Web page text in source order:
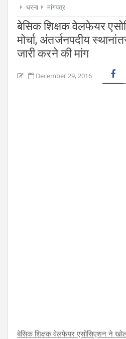
धरना
मांगपत्र
बेसिक शिक्षक वेलफेयर
मोर्चा, अंतर्जनपदीय
जारी करने की मांग
December 29, 2016
बेसिक शिक्षक वेलफेयर एसोसिएशन ने